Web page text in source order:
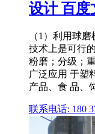
设计 百度
（1）利用球
技术上是可行
粉磨；分级；
广泛应用 于塑
产品、食 品、
联系电话: 180